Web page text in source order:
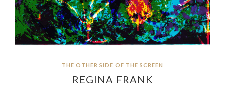
THE OTHER SIDE OF THE SCREEN
REGINA FRANK